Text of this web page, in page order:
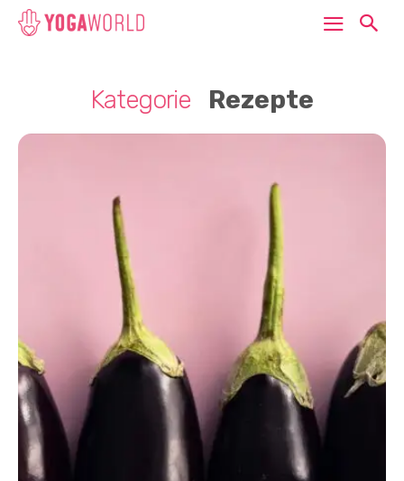
Kategorie Rezepte